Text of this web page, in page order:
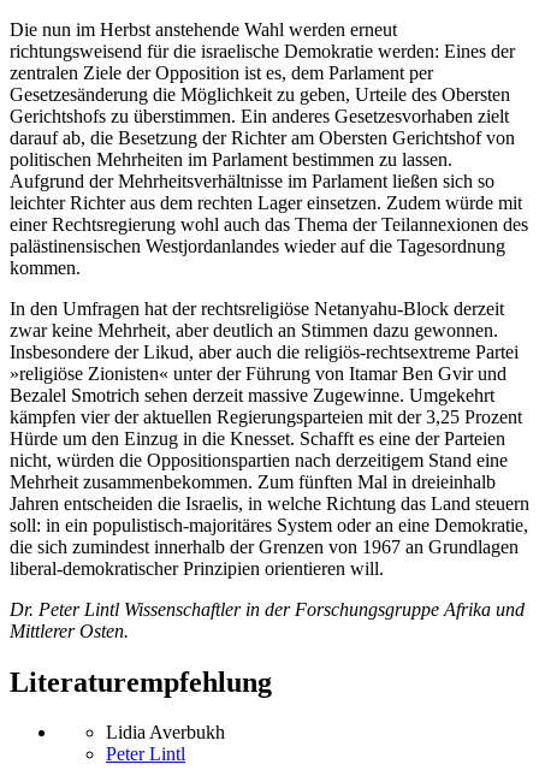
Die nun im Herbst anstehende Wahl werden erneut
richtungsweisend für die israelische Demokratie werden: Eines der
zentralen Ziele der Opposition ist es, dem Parlament per
Gesetzesänderung die Möglichkeit zu geben, Urteile des Obersten
Gerichtshofs zu überstimmen. Ein anderes Gesetzesvorhaben zielt
darauf ab, die Besetzung der Richter am Obersten Gerichtshof von
politischen Mehrheiten im Parlament bestimmen zu lassen.
Aufgrund der Mehrheitsverhältnisse im Parlament ließen sich so
leichter Richter aus dem rechten Lager einsetzen. Zudem würde mit
einer Rechtsregierung wohl auch das Thema der Teilannexionen des
palästinensischen Westjordanlandes wieder auf die Tagesordnung
kommen.
In den Umfragen hat der rechtsreligiöse Netanyahu-Block derzeit
zwar keine Mehrheit, aber deutlich an Stimmen dazu gewonnen.
Insbesondere der Likud, aber auch die religiös-rechtsextreme Partei
»religiöse Zionisten« unter der Führung von Itamar Ben Gvir und
Bezalel Smotrich sehen derzeit massive Zugewinne. Umgekehrt
kämpfen vier der aktuellen Regierungsparteien mit der 3,25 Prozent
Hürde um den Einzug in die Knesset. Schafft es eine der Parteien
nicht, würden die Oppositionspartien nach derzeitigem Stand eine
Mehrheit zusammenbekommen. Zum fünften Mal in dreieinhalb
Jahren entscheiden die Israelis, in welche Richtung das Land steuern
soll: in ein populistisch-majoritäres System oder an eine Demokratie,
die sich zumindest innerhalb der Grenzen von 1967 an Grundlagen
liberal-demokratischer Prinzipien orientieren will.
Dr. Peter Lintl Wissenschaftler in der Forschungsgruppe Afrika und
Mittlerer Osten.
Literaturempfehlung
Lidia Averbukh
Peter Lintl